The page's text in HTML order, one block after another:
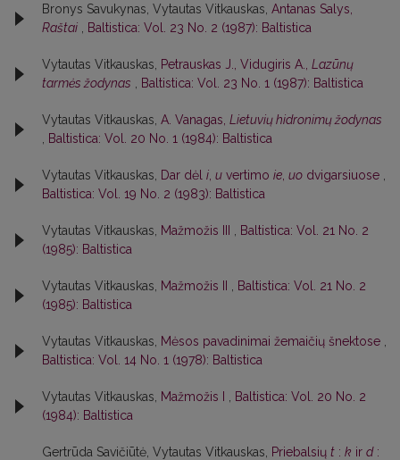
Bronys Savukynas, Vytautas Vitkauskas, Antanas Salys,
Raštai
Baltistica: Vol. 23 No. 2 (1987): Baltistica
Vytautas Vitkauskas, Petrauskas J., Vidugiris A., Lazūnų
tarmės žodynas
Baltistica: Vol. 23 No. 1 (1987): Baltistica
Vytautas Vitkauskas, A. Vanagas, Lietuvių hidronimų žodynas
Baltistica: Vol. 20 No. 1 (1984): Baltistica
Vytautas Vitkauskas, Dar dėl i u vertimo ie uo dvigarsiuose
Baltistica: Vol. 19 No. 2 (1983): Baltistica
Vytautas Vitkauskas, Mažmožis III
Baltistica: Vol. 21 No. 2
(1985): Baltistica
Vytautas Vitkauskas, Mažmožis II
Baltistica: Vol. 21 No. 2
(1985): Baltistica
Vytautas Vitkauskas, Mėsos pavadinimai žemaičių šnektose
Baltistica: Vol. 14 No. 1 (1978): Baltistica
Vytautas Vitkauskas, Mažmožis I
Baltistica: Vol. 20 No. 2
(1984): Baltistica
Gertrūda Savičiūtė, Vytautas Vitkauskas, Priebalsių t : k ir d: